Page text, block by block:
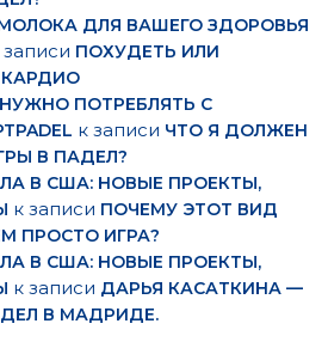
ДЛЯ ВАШЕГО ЗДОРОВЬЯ
записи ПОХУДЕТЬ ИЛИ
КАРДИО
ПОТРЕБЛЯТЬ С
к записи ЧТО Я ДОЛЖЕН
В ПАДЕЛ?
В США: НОВЫЕ ПРОЕКТЫ,
к записи ПОЧЕМУ ЭТОТ ВИД
ПРОСТО ИГРА?
В США: НОВЫЕ ПРОЕКТЫ,
к записи ДАРЬЯ КАСАТКИНА —
В МАДРИДЕ.